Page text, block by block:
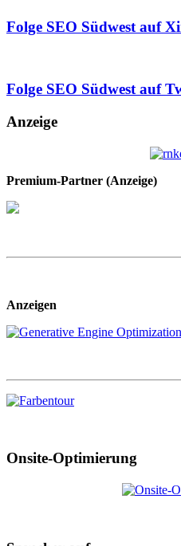
Folge SEO Südwest auf
Folge SEO Südwest auf
Anzeige
Premium-Partner (Anzeige)
Anzeigen
Onsite-Optimierung